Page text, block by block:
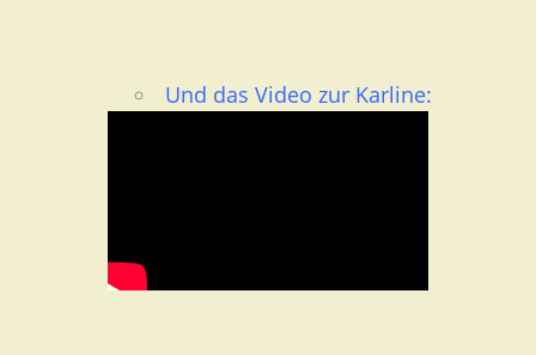
Und das Video zur Karline: